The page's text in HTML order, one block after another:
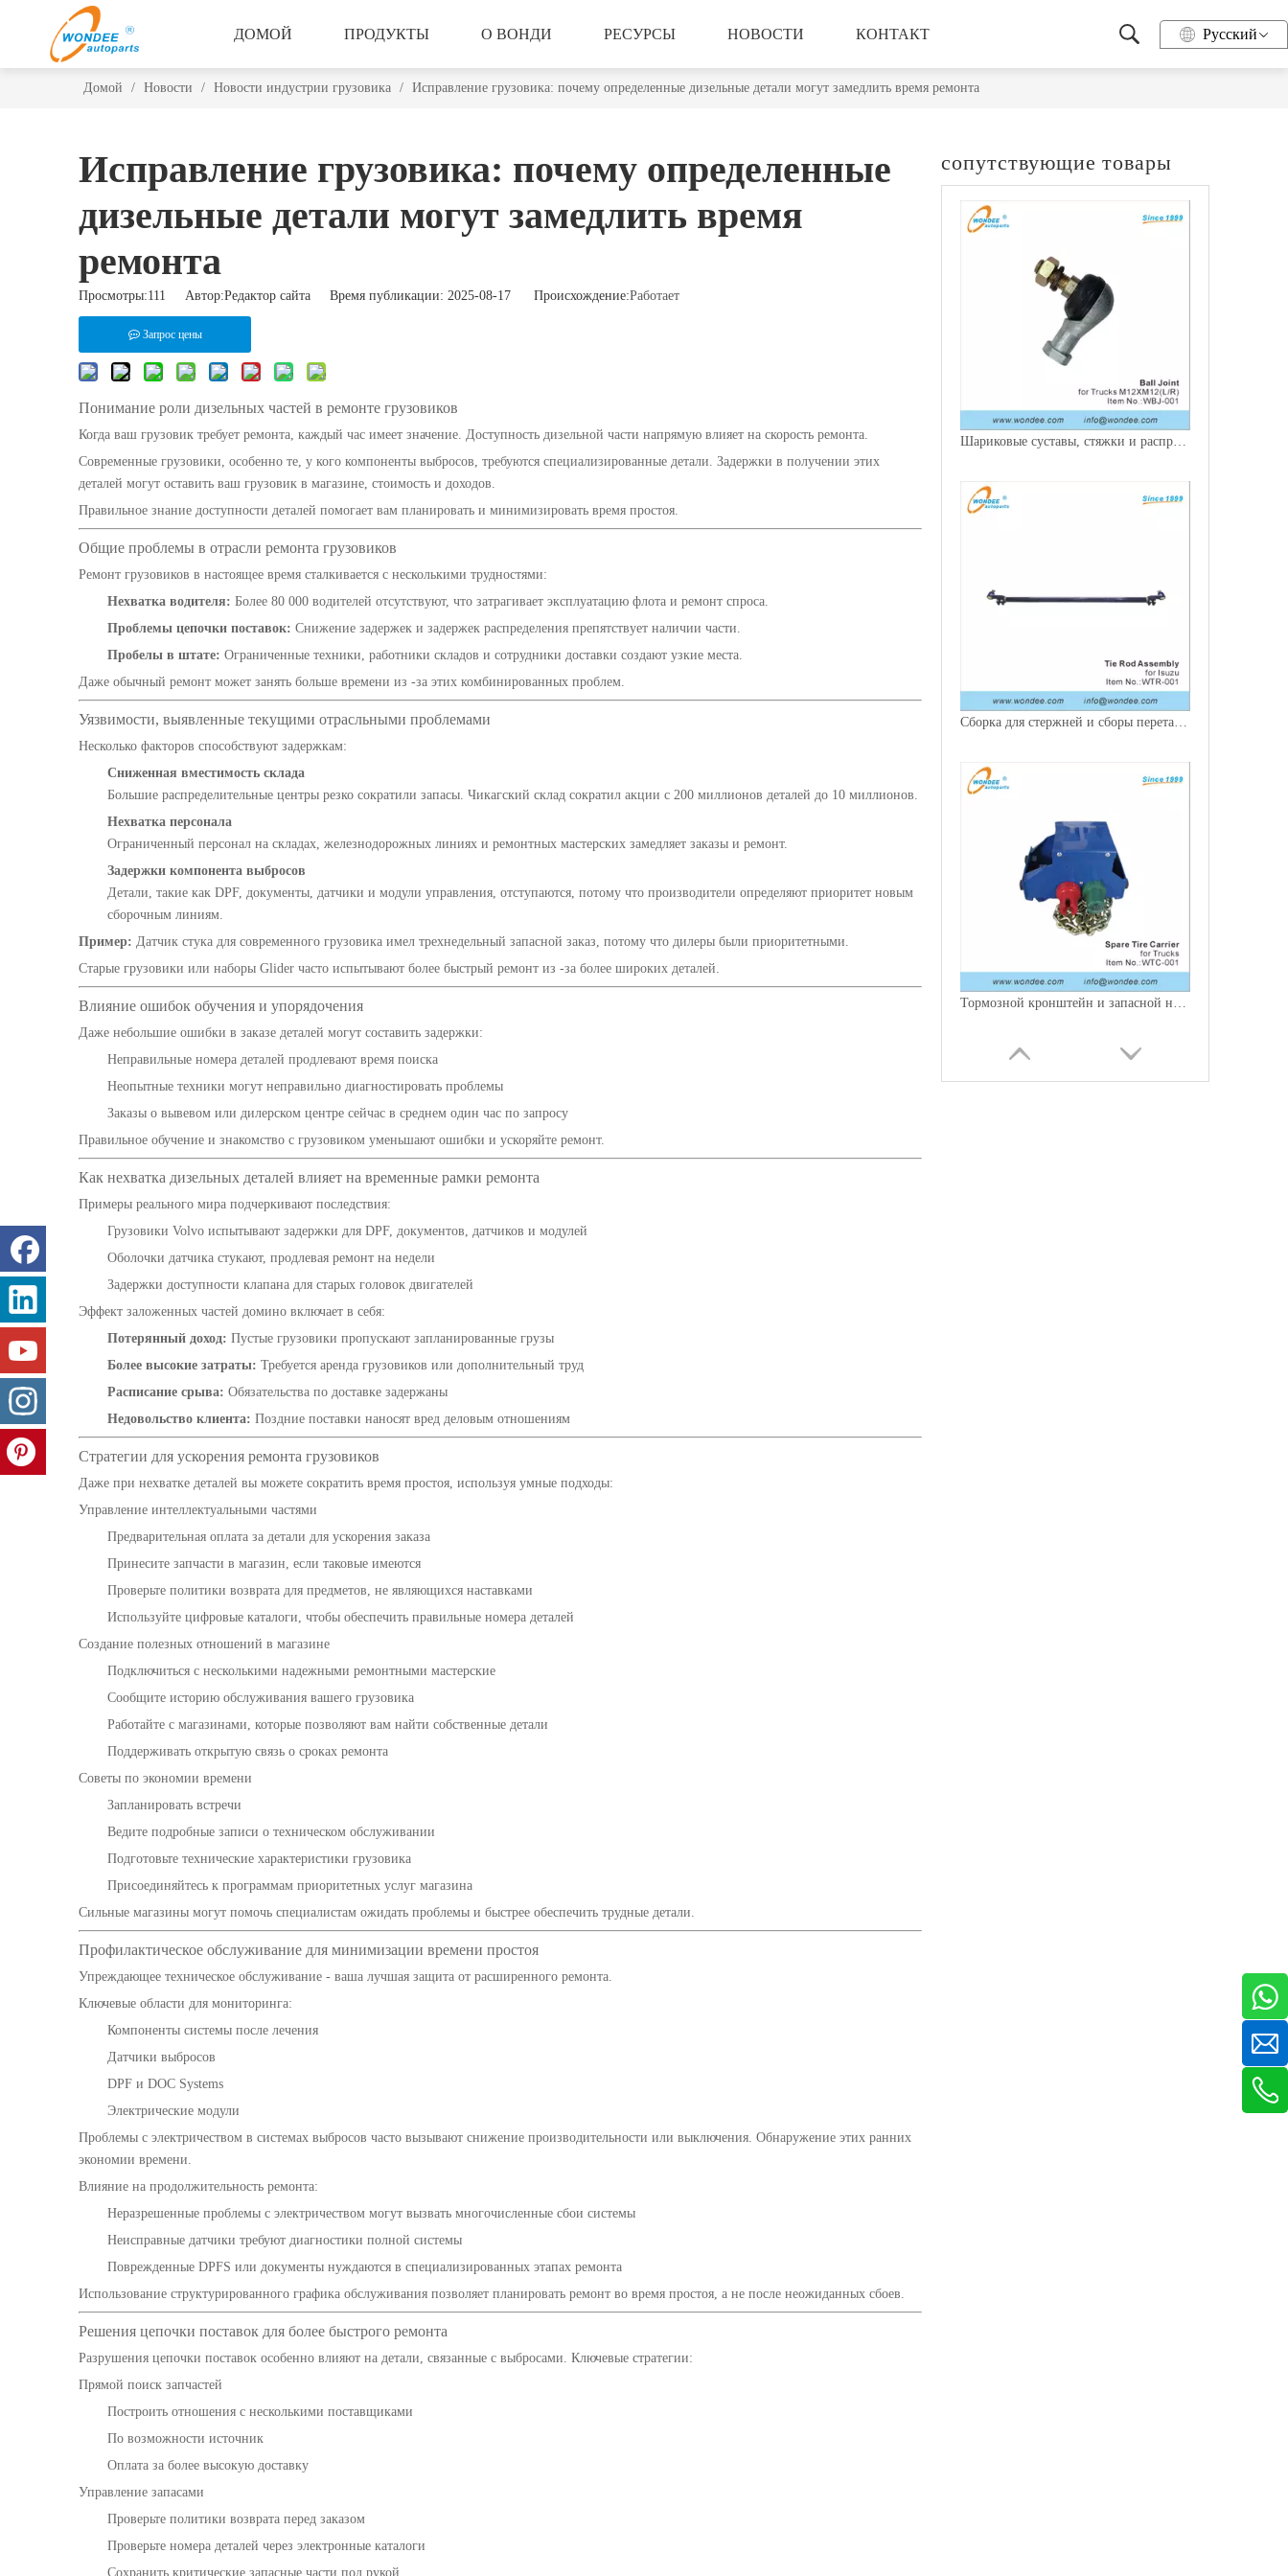
ДОМОЙ ПРОДУКТЫ О ВОНДИ РЕСУРСЫ НОВОСТИ КОНТАКТ Pусский
Домой / Новости / Новости индустрии грузовика / Исправление грузовика: почему определенные дизельные детали могут замедлить время ремонта
Исправление грузовика: почему определенные
дизельные детали могут замедлить время
ремонта
Просмотры:111 Автор:Pедактор сайта Время публикации: 2025-08-17 Происхождение:Работает
Запрос цены
Понимание роли дизельных частей в ремонте грузовиков
Когда ваш грузовик требует ремонта, каждый час имеет значение. Доступность дизельной части напрямую влияет на скорость ремонта.
Современные грузовики, особенно те, у кого компоненты выбросов, требуются специализированные детали. Задержки в получении этих
деталей могут оставить ваш грузовик в магазине, стоимость и доходов.
Правильное знание доступности деталей помогает вам планировать и минимизировать время простоя.
Общие проблемы в отрасли ремонта грузовиков
Ремонт грузовиков в настоящее время сталкивается с несколькими трудностями:
Нехватка водителя: Более 80 000 водителей отсутствуют, что затрагивает эксплуатацию флота и ремонт спроса.
Проблемы цепочки поставок: Снижение задержек и задержек распределения препятствует наличии части.
Пробелы в штате: Ограниченные техники, работники складов и сотрудники доставки создают узкие места.
Даже обычный ремонт может занять больше времени из -за этих комбинированных проблем.
Уязвимости, выявленные текущими отрасльными проблемами
Несколько факторов способствуют задержкам:
Сниженная вместимость склада
Большие распределительные центры резко сократили запасы. Чикагский склад сократил акции с 200 миллионов деталей до 10 миллионов.
Нехватка персонала
Ограниченный персонал на складах, железнодорожных линиях и ремонтных мастерских замедляет заказы и ремонт.
Задержки компонента выбросов
Детали, такие как DPF, документы, датчики и модули управления, отступаются, потому что производители определяют приоритет новым
сборочным линиям.
Пример: Датчик стука для современного грузовика имел трехнедельный запасной заказ, потому что дилеры были приоритетными.
Старые грузовики или наборы Glider часто испытывают более быстрый ремонт из -за более широких деталей.
Влияние ошибок обучения и упорядочения
Даже небольшие ошибки в заказе деталей могут составить задержки:
Неправильные номера деталей продлевают время поиска
Неопытные техники могут неправильно диагностировать проблемы
Заказы о вывевом или дилерском центре сейчас в среднем один час по запросу
Правильное обучение и знакомство с грузовиком уменьшают ошибки и ускоряйте ремонт.
Как нехватка дизельных деталей влияет на временные рамки ремонта
Примеры реального мира подчеркивают последствия:
Грузовики Volvo испытывают задержки для DPF, документов, датчиков и модулей
Оболочки датчика стукают, продлевая ремонт на недели
Задержки доступности клапана для старых головок двигателей
Эффект заложенных частей домино включает в себя:
Потерянный доход: Пустые грузовики пропускают запланированные грузы
Более высокие затраты: Требуется аренда грузовиков или дополнительный труд
Расписание срыва: Обязательства по доставке задержаны
Недовольство клиента: Поздние поставки наносят вред деловым отношениям
Стратегии для ускорения ремонта грузовиков
Даже при нехватке деталей вы можете сократить время простоя, используя умные подходы:
Управление интеллектуальными частями
Предварительная оплата за детали для ускорения заказа
Принесите запчасти в магазин, если таковые имеются
Проверьте политики возврата для предметов, не являющихся наставками
Используйте цифровые каталоги, чтобы обеспечить правильные номера деталей
Создание полезных отношений в магазине
Подключиться с несколькими надежными ремонтными мастерские
Сообщите историю обслуживания вашего грузовика
Работайте с магазинами, которые позволяют вам найти собственные детали
Поддерживать открытую связь о сроках ремонта
Советы по экономии времени
Запланировать встречи
Ведите подробные записи о техническом обслуживании
Подготовьте технические характеристики грузовика
Присоединяйтесь к программам приоритетных услуг магазина
Сильные магазины могут помочь специалистам ожидать проблемы и быстрее обеспечить трудные детали.
Профилактическое обслуживание для минимизации времени простоя
Упреждающее техническое обслуживание - ваша лучшая защита от расширенного ремонта.
Ключевые области для мониторинга:
Компоненты системы после лечения
Датчики выбросов
DPF и DOC Systems
Электрические модули
Проблемы с электричеством в системах выбросов часто вызывают снижение производительности или выключения. Обнаружение этих ранних
экономии времени.
Влияние на продолжительность ремонта:
Неразрешенные проблемы с электричеством могут вызвать многочисленные сбои системы
Неисправные датчики требуют диагностики полной системы
Поврежденные DPFS или документы нуждаются в специализированных этапах ремонта
Использование структурированного графика обслуживания позволяет планировать ремонт во время простоя, а не после неожиданных сбоев.
Решения цепочки поставок для более быстрого ремонта
Разрушения цепочки поставок особенно влияют на детали, связанные с выбросами. Ключевые стратегии:
Прямой поиск запчастей
Построить отношения с несколькими поставщиками
По возможности источник
Оплата за более высокую доставку
Управление запасами
Проверьте политики возврата перед заказом
Проверьте номера деталей через электронные каталоги
Сохранить критические запасные части под рукой
сопутствующие товары
Шариковые суставы, стяжки и распределительные валы для грузовиков
Сборка для стержней и сборы перетаскивания для грузовиков
Тормозной кронштейн и запасной носитель шин для грузовиков